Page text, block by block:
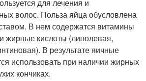
для лечения и
волос. Польза яйца обусловлена
В нем содержатся витамины
жирные кислоты (линолевая,
В результате яичные
использовать при наличии жирных
кончиках.